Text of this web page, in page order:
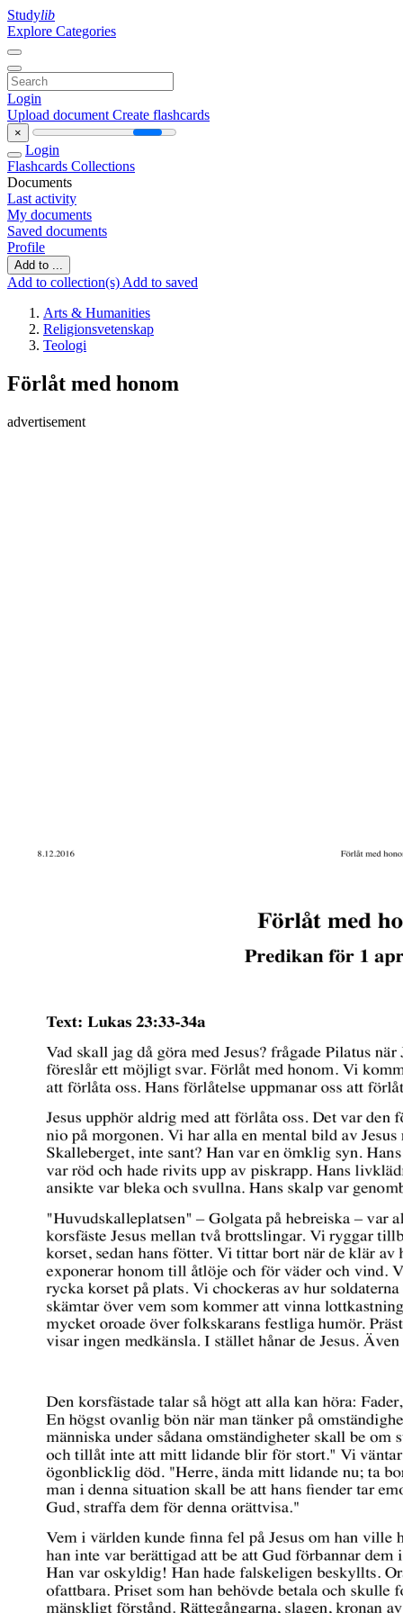
Studylib
Explore Categories
Login
Upload document Create flashcards
×
Login
Flashcards Collections
Documents
Last activity
My documents
Saved documents
Profile
Add to ...
Add to collection(s) Add to saved
Arts & Humanities
Religionsvetenskap
Teologi
Förlåt med honom
advertisement